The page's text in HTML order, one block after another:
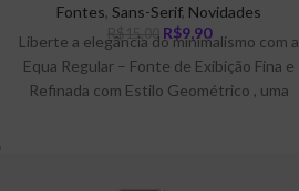
Fontes,Sans-Serif, Novidades
R$ 15,00 R$9,90
Liberte a elegância do minimalismo com a
Equa Regular – Fonte de Exibição Fina e
Refinada com Estilo Geométrico , uma
através da escrita.